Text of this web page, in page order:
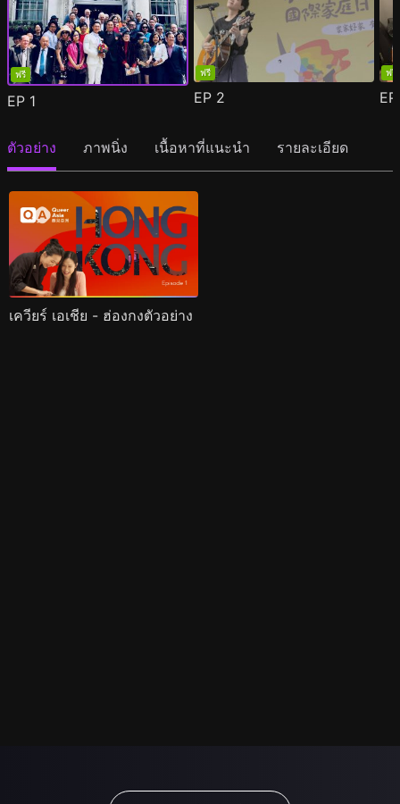
ฟรี
EP 1
ฟรี
EP 2
ฟรี
ตัวอย่าง ภาพนิ่ง เนื้อหาที่แนะนำ รายละเอียด
เควียร์ เอเชีย - ฮ่องกงตัวอย่าง